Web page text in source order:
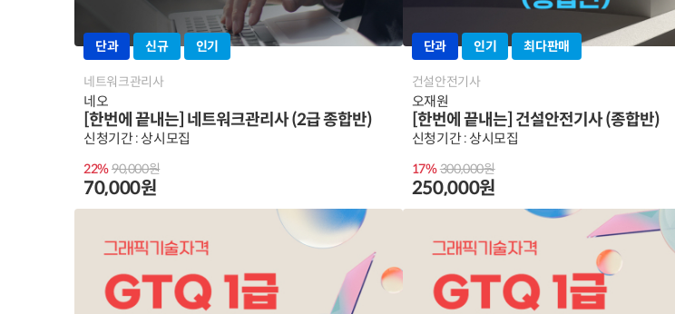
단과 신규 인기
네트워크관리사
네오
[한번에 끝내는] 네트워크관리사 (2급 종합반)
신청기간 : 상시모집
22%90,000원
70,000원
단과 인기 최다판매
건설안전기사
오재원
[한번에 끝내는] 건설안전기사 (종합반)
신청기간 : 상시모집
17%300,000원
250,000원